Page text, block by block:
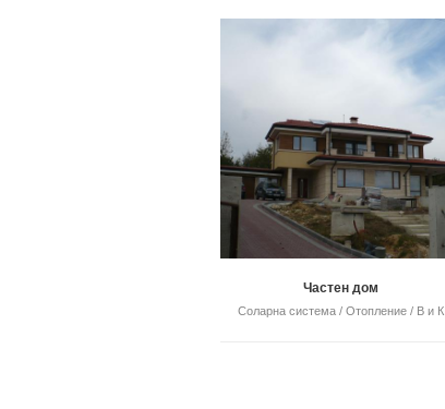
Частен дом
Соларна система / Отопление / В и К